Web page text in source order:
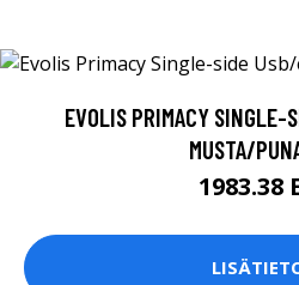
EVOLIS PRIMACY SINGLE-
MUSTA/
1983.38